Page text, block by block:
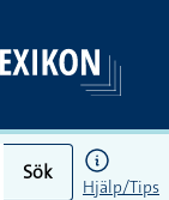
Sök
Hjälp/Tips